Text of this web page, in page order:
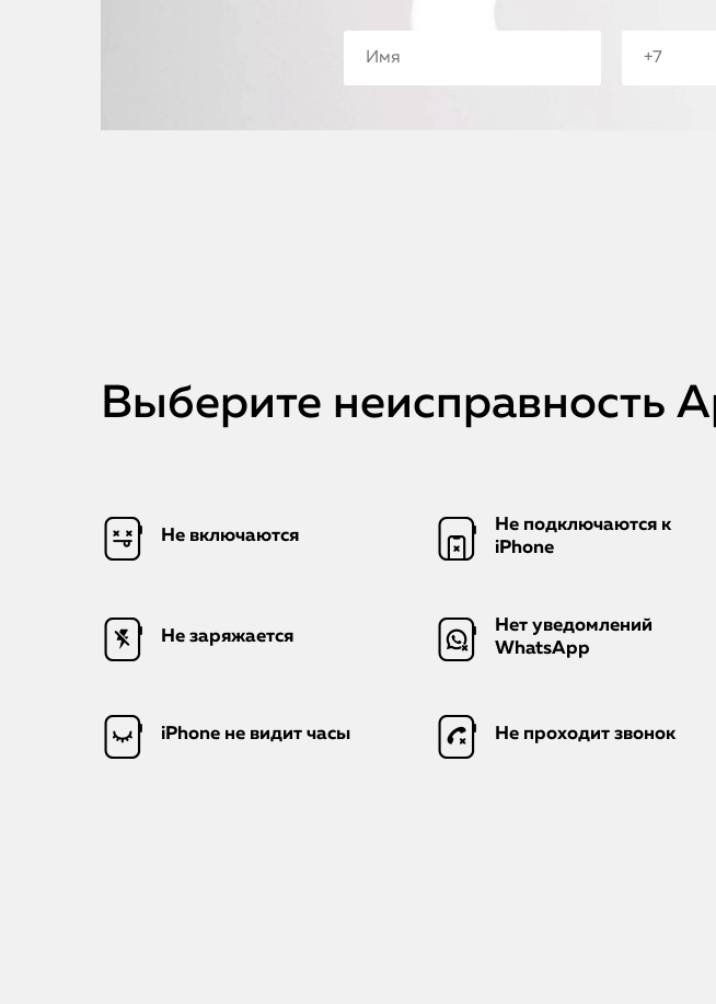
Выберите неисправность
Не включаются
Не подключаются к
iPhone
Не заряжается
Нет уведомлений
WhatsApp
iPhone не видит часы Не проходит звонок